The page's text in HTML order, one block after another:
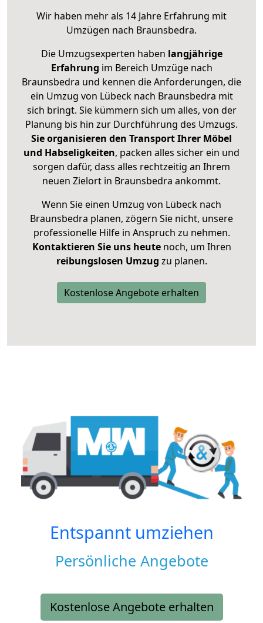
Wir haben mehr als 14 Jahre Erfahrung mit
Umzügen nach Braunsbedra.
Die Umzugsexperten haben langjährige
Erfahrung im Bereich Umzüge nach
Braunsbedra und kennen die Anforderungen, die
ein Umzug von Lübeck nach Braunsbedra mit
sich bringt. Sie kümmern sich um alles, von der
Planung bis hin zur Durchführung des Umzugs.
Sie organisieren den Transport Ihrer Möbel
und Habseligkeiten, packen alles sicher ein und
sorgen dafür, dass alles rechtzeitig an Ihrem
neuen Zielort in Braunsbedra ankommt.
Wenn Sie einen Umzug von Lübeck nach
Braunsbedra planen, zögern Sie nicht, unsere
professionelle Hilfe in Anspruch zu nehmen.
Kontaktieren Sie uns heutenoch, um Ihren
reibungslosen Umzug zu planen.
Kostenlose Angebote erhalten
Entspannt umziehen
Persönliche Angebote
Kostenlose Angebote erhalten